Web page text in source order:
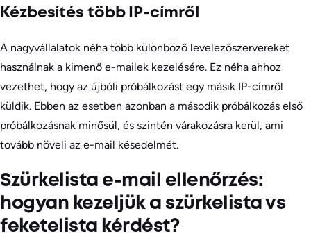
Kézbesítés több IP-címről
A nagyvállalatok néha több különböző levelezőszervereket
használnak a kimenő e-mailek kezelésére. Ez néha ahhoz
vezethet, hogy az újbóli próbálkozást egy másik IP-címről
küldik. Ebben az esetben azonban a második próbálkozás első
próbálkozásnak minősül, és szintén várakozásra kerül, ami
tovább növeli az e-mail késedelmét.
Szürkelista e-mail ellenőrzés:
hogyan kezeljük a szürkelista vs
feketelista kérdést?